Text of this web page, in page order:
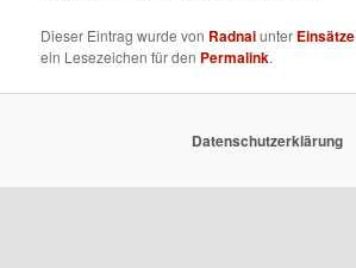
Dieser Eintrag wurde von Radnaiunter Einsätze
ein Lesezeichen für den Permalink.
Datenschutzerklärung